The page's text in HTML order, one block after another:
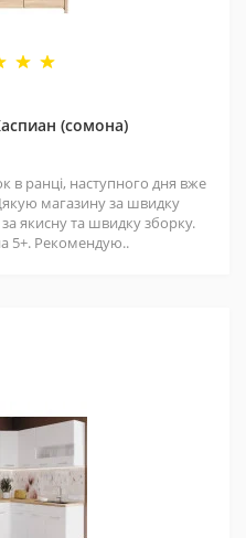
(сомона)
ранці, наступного дня вже
магазину за швидку
якисну та швидку зборку.
5+. Рекомендую..